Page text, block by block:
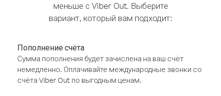
меньше с Viber Out. Выберите
вариант, который вам подходит:
Пополнение счёта
Сумма пополнения будет зачислена на ваш счёт
немедленно. Оплачивайте международные звонки со
счёта Viber Out по выгодным ценам.